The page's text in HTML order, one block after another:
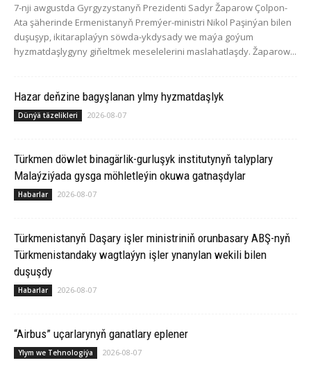
7-nji awgustda Gyrgyzystanyň Prezidenti Sadyr Žaparow Çolpon-
Ata şäherinde Ermenistanyň Premýer-ministri Nikol Paşinýan bilen
duşuşyp, ikitaraplaýyn söwda-ykdysady we maýa goýum
hyzmatdaşlygyny giňeltmek meselelerini maslahatlaşdy. Žaparow...
Hazar deňzine bagyşlanan ylmy hyzmatdaşlyk
Dünýä täzelikleri 2026-08-07
Türkmen döwlet binagärlik-gurluşyk institutynyň talyplary
Malaýziýada gysga möhletleýin okuwa gatnaşdylar
Habarlar 2026-08-07
Türkmenistanyň Daşary işler ministriniň orunbasary ABŞ-nyň
Türkmenistandaky wagtlaýyn işler ynanylan wekili bilen
duşuşdy
Habarlar 2026-08-07
“Airbus” uçarlarynyň ganatlary eplener
Ylym we Tehnologiýa 2026-08-07